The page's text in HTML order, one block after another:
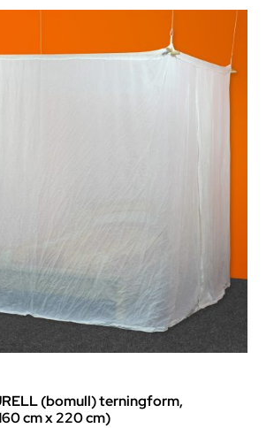
(bomull) terningform,
cm x 220 cm)